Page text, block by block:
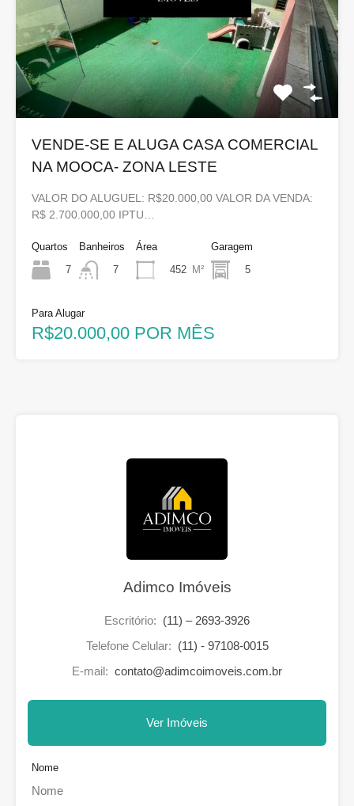
VENDE-SE E ALUGA CASA COMERCIAL
NA MOOCA- ZONA LESTE
VALOR DO ALUGUEL: R$20.000,00 VALOR DA VENDA:
R$ 2.700.000,00 IPTU…
Quartos
7
Banheiros
7
Área
452 M²
Garagem
5
Para Alugar
R$20.000,00 POR MÊS
Adimco Imóveis
Escritório: (11) – 2693-3926
Telefone Celular: (11) - 97108-0015
E-mail: contato@adimcoimoveis.com.br
Ver Imóveis
Nome